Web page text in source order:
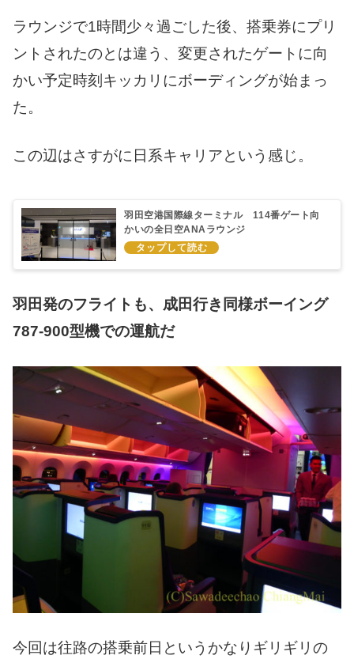
ラウンジで1時間少々過ごした後、搭乗券にプリ
ントされたのとは違う、変更されたゲートに向
かい予定時刻キッカリにボーディングが始まっ
た。
この辺はさすがに日系キャリアという感じ。
羽田空港国際線ターミナル 114番ゲート向
かいの全日空ANAラウンジ
羽田発のフライトも、成田行き同様ボーイング
787-900型機での運航だ
今回は往路の搭乗前日というかなりギリギリの